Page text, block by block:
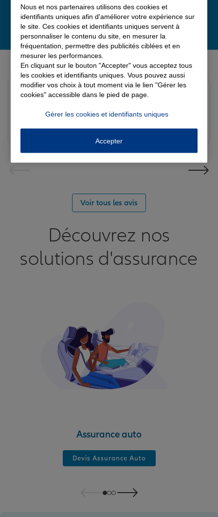
Derniers avis de nos agences Allianz
louna p.
Voir tous les avis
Découvrez nos
solutions d'assurance
Assurance auto
Devis Assurance Auto
Nous et nos partenaires utilisons des cookies et
identifiants uniques afin d'améliorer votre expérience sur
le site. Ces cookies et identifiants uniques servent à
personnaliser le contenu du site, en mesurer la
fréquentation, permettre des publicités ciblées et en
mesurer les performances.
En cliquant sur le bouton "Accepter" vous acceptez tous
les cookies et identifiants uniques. Vous pouvez aussi
modifier vos choix à tout moment via le lien "Gérer les
cookies" accessible dans le pied de page.
Gérer les cookies et identifiants uniques
Accepter